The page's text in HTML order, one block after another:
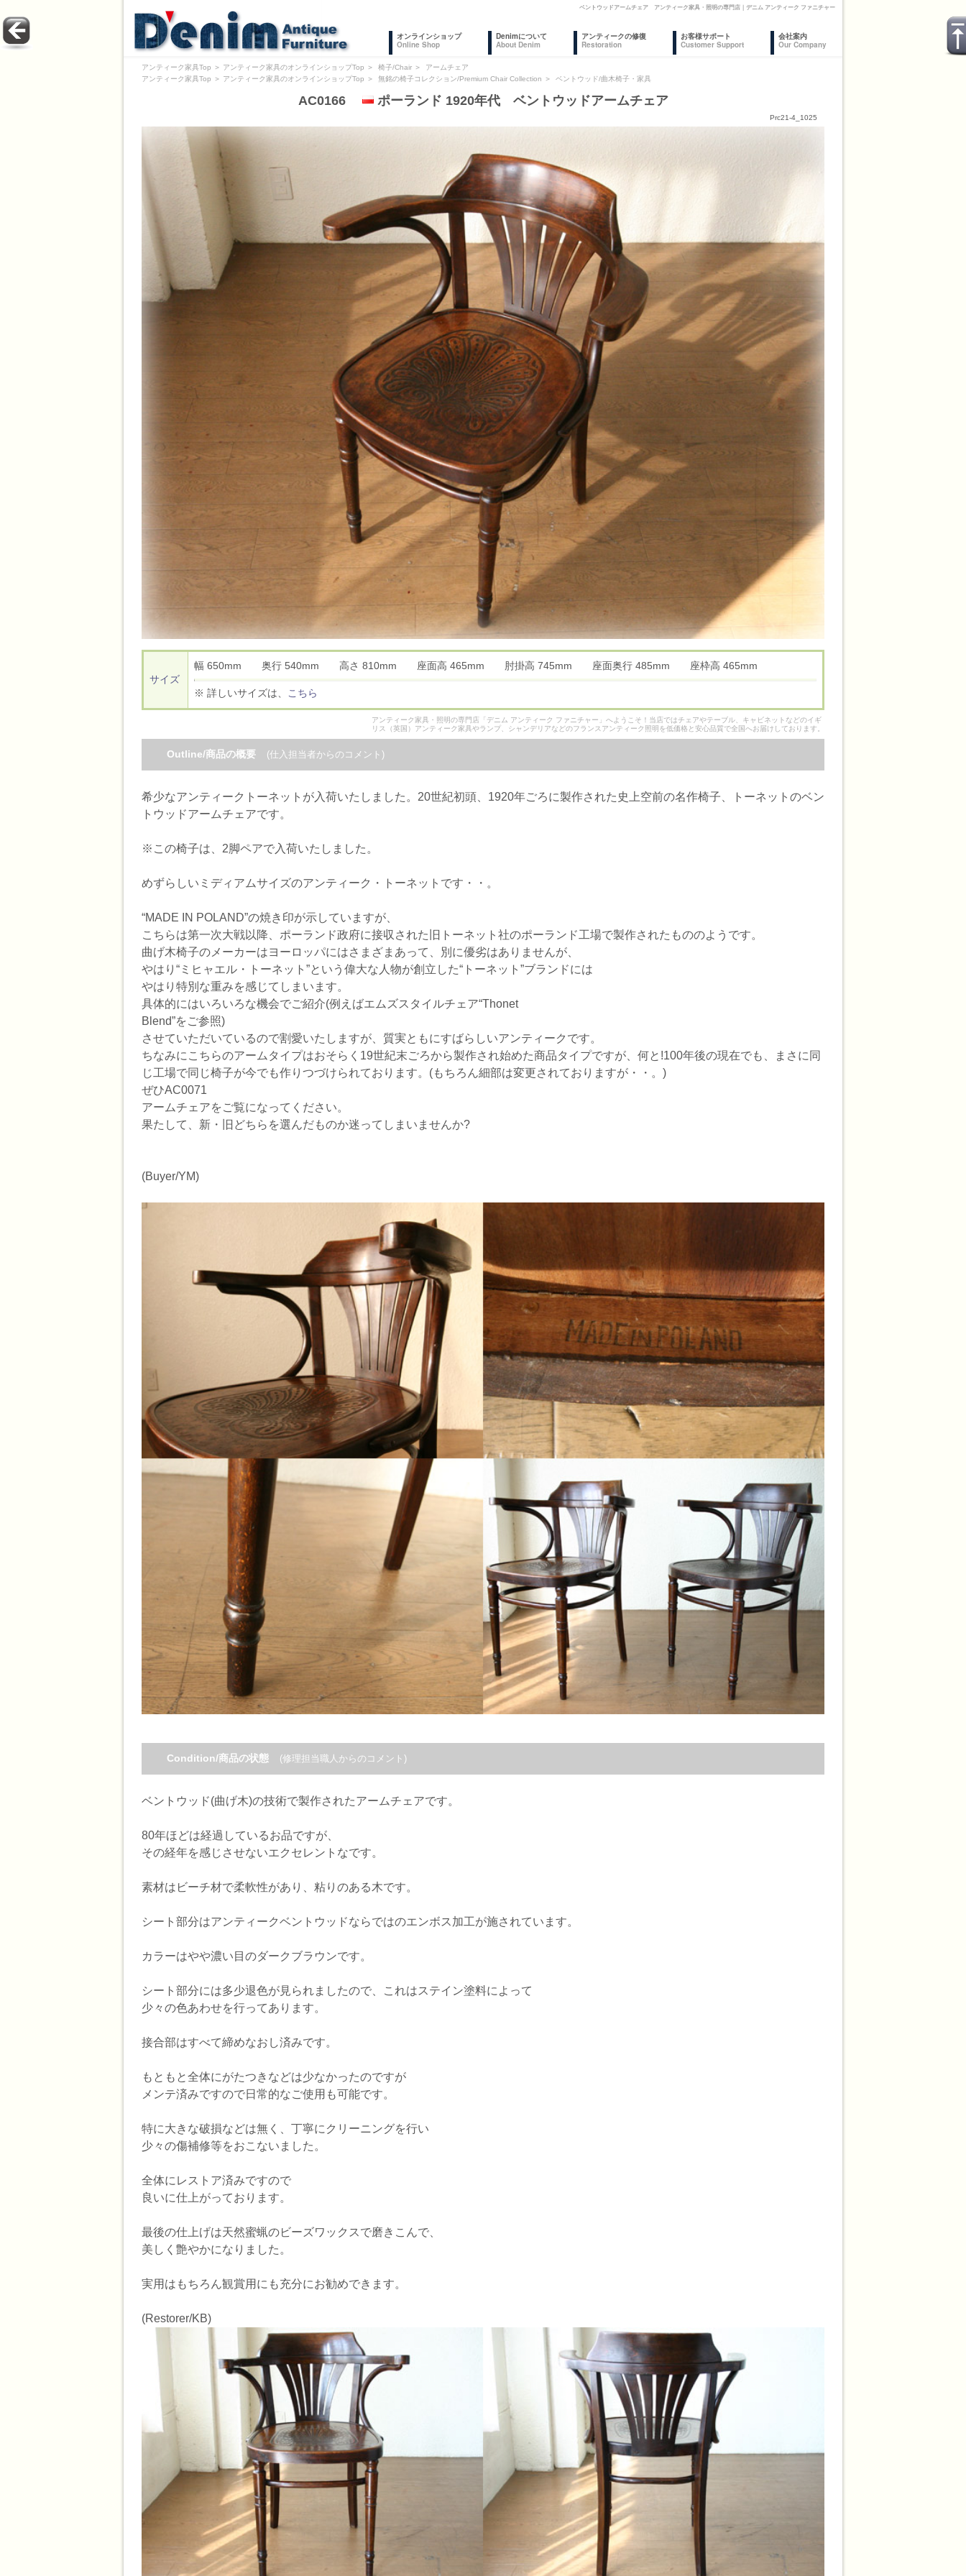
ベントウッドアームチェア アンティーク家具・照明の専門店｜デニム アンティーク ファニチャー
オンラインショップ
Online Shop
Denimについて
About Denim
アンティークの修復
Restoration
お客様サポート
Customer Support
会社案内
Our Company
アンティーク家具Top ＞ アンティーク家具のオンラインショップTop ＞ 椅子/Chair ＞
アームチェア
アンティーク家具Top ＞ アンティーク家具のオンラインショップTop ＞ 無銘の椅子コレクション/Premium Chair Collection ＞ ベントウッド/曲木椅子・家具
AC0166 ポーランド 1920年代 ベントウッドアームチェア
Prc21-4_1025
サイズ
幅 650mm 奥行 540mm 高さ 810mm 座面高 465mm 肘掛高 745mm 座面奥行 485mm 座枠高 465mm
※ 詳しいサイズは、 こちら
アンティーク家具・照明の専門店「デニム アンティーク ファニチャー」へようこそ！当店ではチェアやテーブル、キャビネットなどのイギ
リス（英国）アンティーク家具やランプ、シャンデリアなどのフランスアンティーク照明を低価格と安心品質で全国へお届けしております。
Outline/商品の概要 (仕入担当者からのコメント)
希少なアンティークトーネットが入荷いたしました。20世紀初頭、1920年ごろに製作された史上空前の名作椅子、トーネットのベン
トウッドアームチェアです。
※この椅子は、2脚ペアで入荷いたしました。
めずらしいミディアムサイズのアンティーク・トーネットです・・。
“MADE IN POLAND”の焼き印が示していますが、
こちらは第一次大戦以降、ポーランド政府に接収された旧トーネット社のポーランド工場で製作されたもののようです。
曲げ木椅子のメーカーはヨーロッパにはさまざまあって、別に優劣はありませんが、
やはり“ミヒャエル・トーネット”という偉大な人物が創立した“トーネット”ブランドには
やはり特別な重みを感じてしまいます。
具体的にはいろいろな機会でご紹介(例えばエムズスタイルチェア“Thonet
Blend”をご参照)
させていただいているので割愛いたしますが、質実ともにすばらしいアンティークです。
ちなみにこちらのアームタイプはおそらく19世紀末ごろから製作され始めた商品タイプですが、何と!100年後の現在でも、まさに同
じ工場で同じ椅子が今でも作りつづけられております。(もちろん細部は変更されておりますが・・。)
ぜひAC0071
アームチェアをご覧になってください。
果たして、新・旧どちらを選んだものか迷ってしまいませんか?
(Buyer/YM)
Condition/商品の状態 (修理担当職人からのコメント)
ベントウッド(曲げ木)の技術で製作されたアームチェアです。
80年ほどは経過しているお品ですが、
その経年を感じさせないエクセレントなです。
素材はビーチ材で柔軟性があり、粘りのある木です。
シート部分はアンティークベントウッドならではのエンボス加工が施されています。
カラーはやや濃い目のダークブラウンです。
シート部分には多少退色が見られましたので、これはステイン塗料によって
少々の色あわせを行ってあります。
接合部はすべて締めなおし済みです。
もともと全体にがたつきなどは少なかったのですが
メンテ済みですので日常的なご使用も可能です。
特に大きな破損などは無く、丁寧にクリーニングを行い
少々の傷補修等をおこないました。
全体にレストア済みですので
良いに仕上がっております。
最後の仕上げは天然蜜蝋のビーズワックスで磨きこんで、
美しく艶やかになりました。
実用はもちろん観賞用にも充分にお勧めできます。
(Restorer/KB)